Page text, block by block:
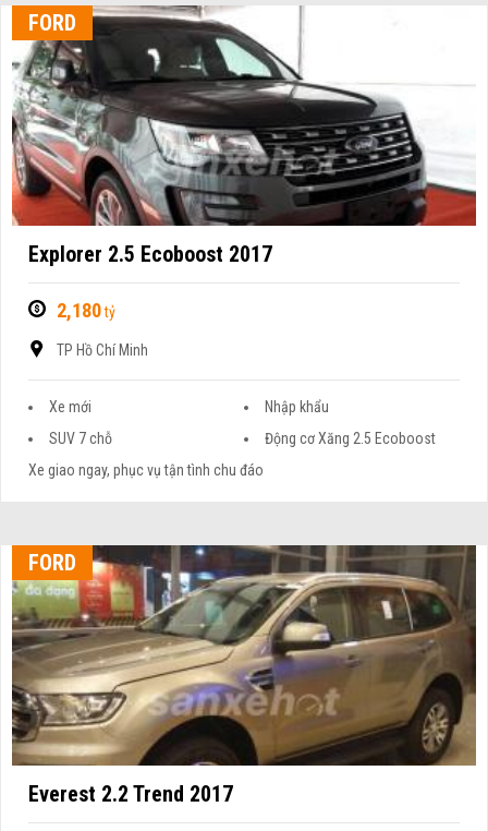
FORD
Explorer 2.5 Ecoboost 2017
2,180tỷ
TP Hồ Chí Minh
Xe mới
Nhập khẩu
SUV 7 chỗ
Động cơ Xăng 2.5 Ecoboost
Xe giao ngay, phục vụ tận tình chu đáo
FORD
Everest 2.2 Trend 2017